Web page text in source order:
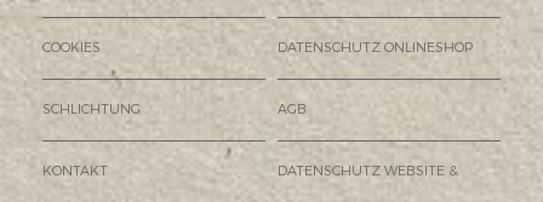
COOKIES DATENSCHUTZ ONLINESHOP
SCHLICHTUNG AGB
KONTAKT DATENSCHUTZ WEBSITE &